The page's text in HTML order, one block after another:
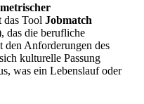
das Tool Jobmatch
das die berufliche
den Anforderungen des
kulturelle Passung
was ein Lebenslauf oder